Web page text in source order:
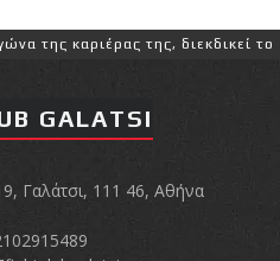
καριέρας της, διεκδικεί
GALATSI
Γαλάτσι, 111 46, Αθήνα